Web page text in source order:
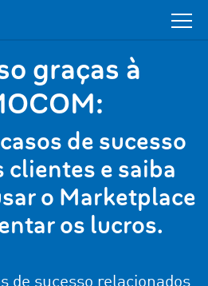
graças à
de sucesso
clientes e saiba
o Marketplace
os lucros.
de sucesso relacionados